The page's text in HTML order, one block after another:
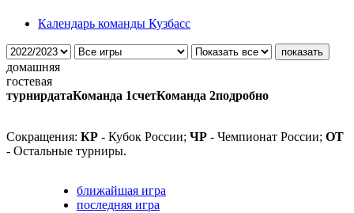
Календарь команды Кузбасс
домашняя
гостевая
турнирдатаКоманда 1счетКоманда 2подробно
Сокращения: КР - Кубок России; ЧР - Чемпионат России; ОТ
- Остальные турниры.
ближайшая игра
последняя игра